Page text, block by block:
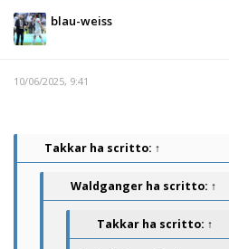
blau-weiss
10/06/2025, 9:41
Takkar ha scritto: ↑
Waldganger ha scritto: ↑
Takkar ha scritto: ↑